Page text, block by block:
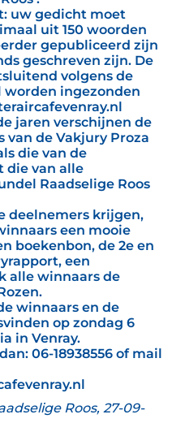
uw gedicht moet
uit 150 woorden
gepubliceerd zijn
geschreven zijn. De
volgens de
worden ingezonden
jaren verschijnen de
van de Vakjury Proza
die van de
die van alle
Raadselige Roos
deelnemers krijgen,
een mooie
boekenbon, de 2e en
een
alle winnaars de
winnaars en de
op zondag 6
in Venray.
06-18938556 of mail
Roos, 27-09-